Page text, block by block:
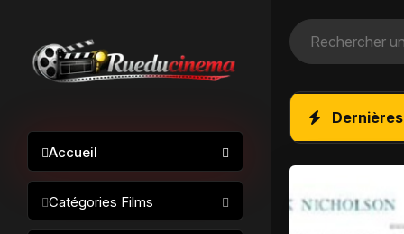
Accueil
Catégories Films